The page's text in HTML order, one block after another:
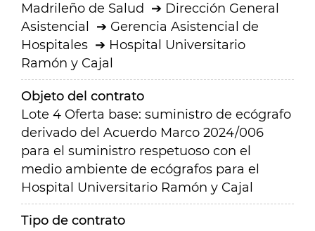
Madrileño de Salud
Dirección General
Asistencial
Gerencia Asistencial de
Hospitales
Hospital Universitario
Ramón y Cajal
Objeto del contrato
Lote 4 Oferta base: suministro de ecógrafo
derivado del Acuerdo Marco 2024/006
para el suministro respetuoso con el
medio ambiente de ecógrafos para el
Hospital Universitario Ramón y Cajal
Tipo de contrato